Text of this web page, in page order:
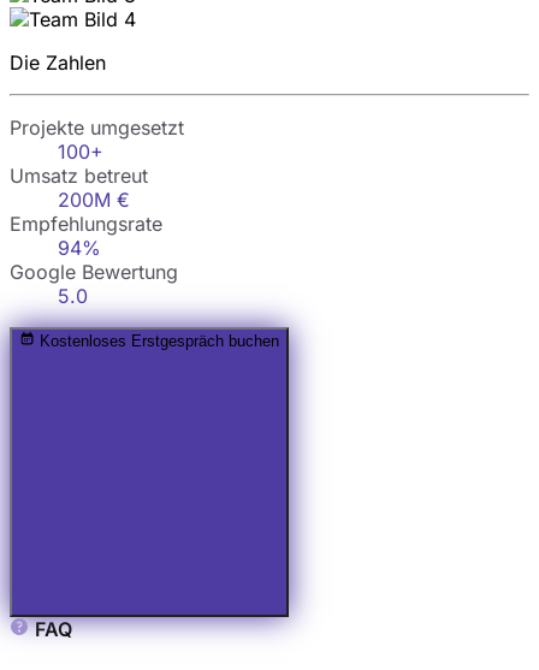
Die Zahlen
Projekte umgesetzt
100+
Umsatz betreut
200M €
Empfehlungsrate
94%
Google Bewertung
5.0
Kostenloses Erstgespräch buchen
FAQ